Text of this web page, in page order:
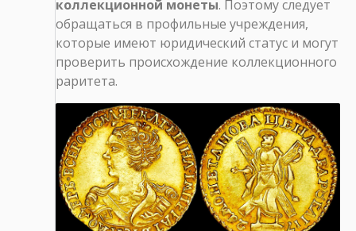
коллекционной монеты. Поэтому следует
обращаться в профильные учреждения,
которые имеют юридический статус и могут
проверить происхождение коллекционного
раритета.